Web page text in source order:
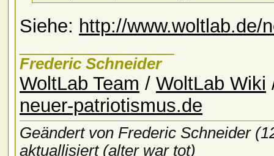
Siehe: http://www.woltlab.de/
Frederic Schneider
WoltLab Team / WoltLab Wiki
neuer-patriotismus.de
Geändert von Frederic Schneider
aktuallisiert (alter war tot)